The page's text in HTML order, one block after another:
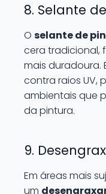
8. Selante
O selante de
cera tradicional,
mais duradoura.
contra raios UV,
ambientais que
da pintura.
9.
Em áreas mais
um